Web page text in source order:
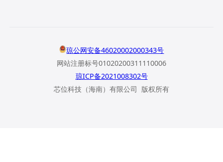
琼公网安备46020002000343号
网站注册标号01020200311110006
琼ICP备2021008302号
芯位科技（海南）有限公司 版权所有